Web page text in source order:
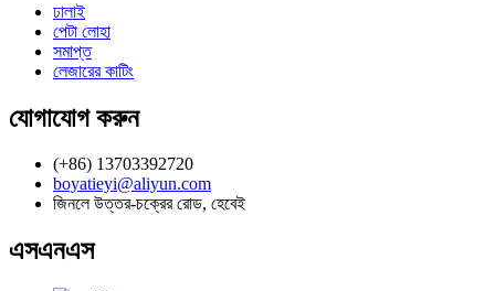
ঢালাই
পেটা লোহা
সমাপ্ত
লেজারের কাটিং
যোগাযোগ করুন
(+86) 13703392720
boyatieyi@aliyun.com
জিনলে উত্তর-চক্রের রোড, হেবেই
এসএনএস